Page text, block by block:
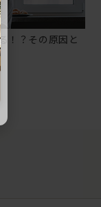
！？その原因と